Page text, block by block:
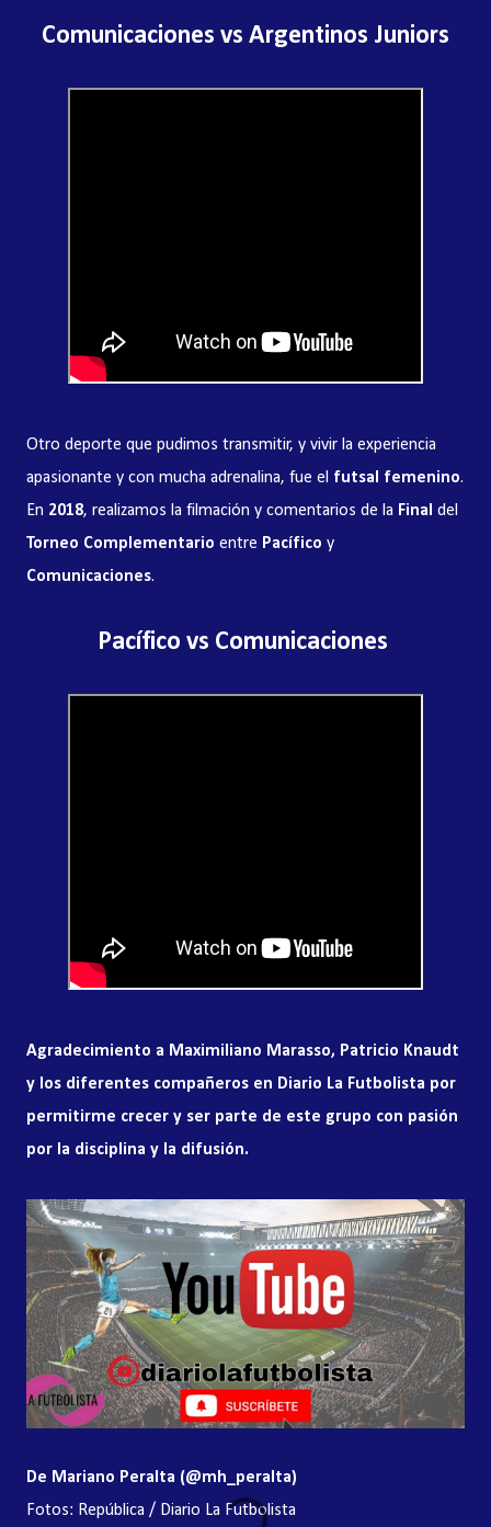
Comunicaciones vs Argentinos Juniors
Otro deporte que pudimos transmitir, y vivir la experiencia
apasionante y con mucha adrenalina, fue el futsal femenino.
En 2018, realizamos la filmación y comentarios de la Final del
Torneo Complementario entre Pacífico y
Comunicaciones.
Pacífico vs Comunicaciones
Agradecimiento a Maximiliano Marasso, Patricio Knaudt
y los diferentes compañeros en Diario La Futbolista por
permitirme crecer y ser parte de este grupo con pasión
por la disciplina y la difusión.
De Mariano Peralta (@mh_peralta)
Fotos: República / Diario La Futbolista